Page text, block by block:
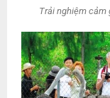
Trải nghiệm cảm